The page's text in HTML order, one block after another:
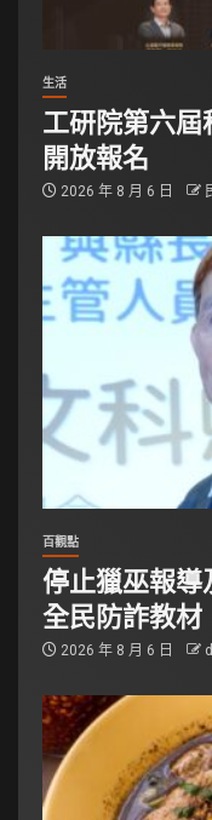
生活
工研院第六屆
開放報名
2026 年 8 月 6 日
百觀點
停止獵巫報導
全民防詐教材
2026 年 8 月 6 日